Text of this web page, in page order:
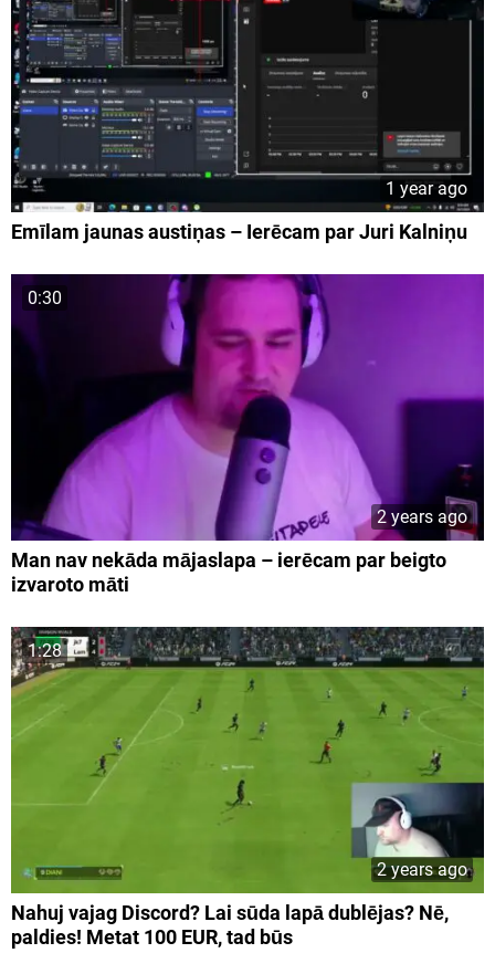
1 year ago
Emīlam jaunas austiņas – Ierēcam par Juri Kalniņu
0:30
2 years ago
Man nav nekāda mājaslapa – ierēcam par beigto
izvaroto māti
1:28
2 years ago
Nahuj vajag Discord? Lai sūda lapā dublējas? Nē,
paldies! Metat 100 EUR, tad būs